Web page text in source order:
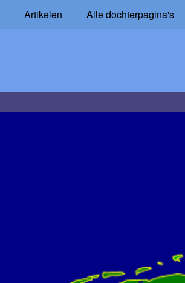
Artikelen Alle dochterpagina's